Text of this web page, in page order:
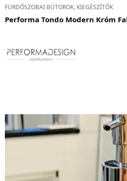
FÜRDŐSZOBAI BÚTOROK, KIEGÉSZÍTŐK
Performa Tondo Modern Króm